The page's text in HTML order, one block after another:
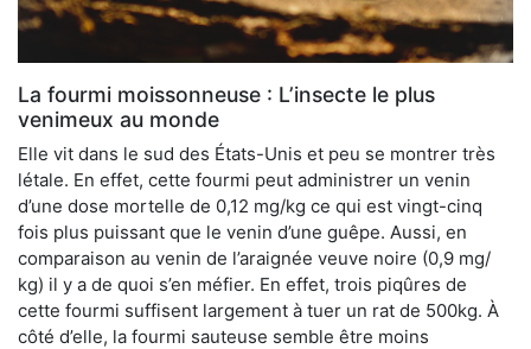
La fourmi moissonneuse : L’insecte le plus
venimeux au monde
Elle vit dans le sud des États-Unis et peu se montrer très
létale. En effet, cette fourmi peut administrer un venin
d’une dose mortelle de 0,12 mg/kg ce qui est vingt-cinq
fois plus puissant que le venin d’une guêpe. Aussi, en
comparaison au venin de l’araignée veuve noire (0,9 mg/
kg) il y a de quoi s’en méfier. En effet, trois piqûres de
cette fourmi suffisent largement à tuer un rat de 500kg. À
côté d’elle, la fourmi sauteuse semble être moins